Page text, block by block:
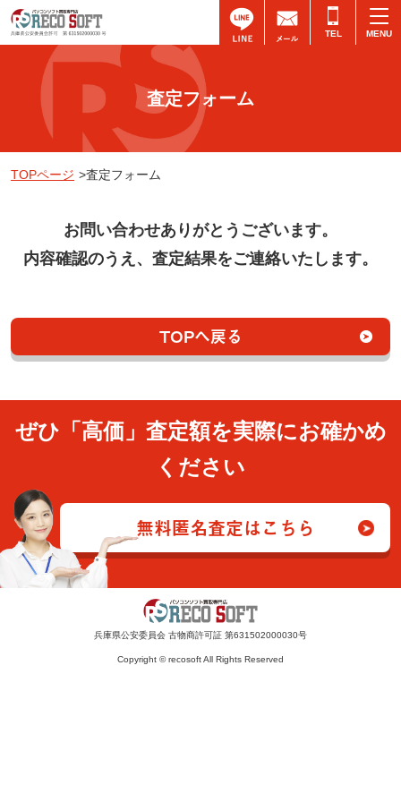
TEL
査定フォーム
TOPページ >査定フォーム
お問い合わせありがとうございます。
内容確認のうえ、査定結果をご連絡いたします。
TOPへ戻る
ぜひ「高価」査定額を実際にお確かめ
ください
無料匿名査定はこちら
兵庫県公安委員会 古物商許可証 第631502000030号
Copyright © recosoft All Rights Reserved